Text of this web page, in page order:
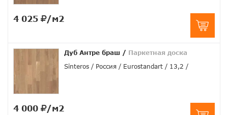
4 025 /м2
Дуб Антре браш / Паркетная доска
Sinteros
Россия Eurostandart 13,2
4 000 /м2